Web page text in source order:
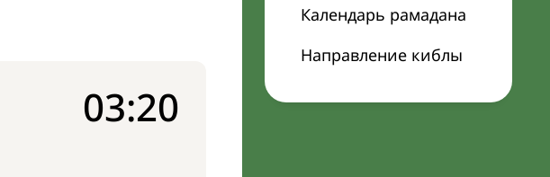
Календарь рамадана
Направление киблы
03:20